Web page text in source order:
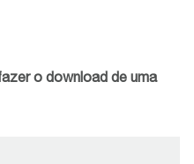
o download de uma